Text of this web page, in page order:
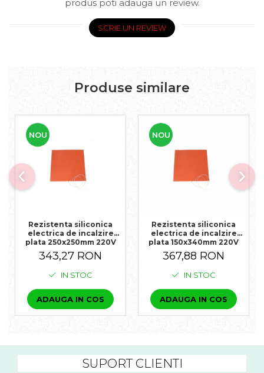
produs poti adauga un review.
SCRIE UN REVIEW
Produse similare
NOU
Rezistenta siliconica
electrica de incalzire
plata 250x250mm 220V
300W 180°C
343,27 RON
IN STOC
ADAUGA IN COS
NOU
Rezistenta siliconica
electrica de incalzire
plata 150x340mm 220V
400W 180°C
367,88 RON
IN STOC
ADAUGA IN COS
SUPORT CLIENTI